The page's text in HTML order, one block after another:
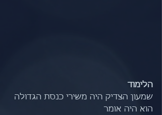
הלימוד
שמעון הצדיק היה משירי כנסת הגדולה
הוא היה אומר